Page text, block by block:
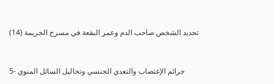
(14) تحديد الشخص صاحب الدم وعمر البقعة في مسرح الجريمة
5- جرائم الإغتصاب والتعدي الجنسي وتحاليل السائل المنوي